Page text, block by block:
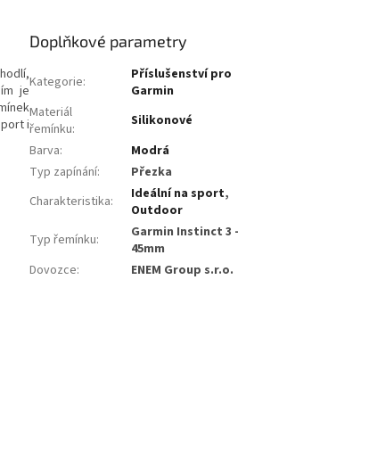
je
i
Doplňkové parametry
Kategorie:
Příslušenství pro
Garmin
Materiál
řemínku:
Silikonové
Barva:
Modrá
Typ zapínání:
Přezka
Charakteristika: Ideální na sport,
Outdoor
Typ řemínku:
Garmin Instinct 3 -
45mm
Dovozce: ENEM Group s.r.o.